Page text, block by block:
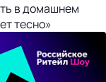
в домашнем
тесно»